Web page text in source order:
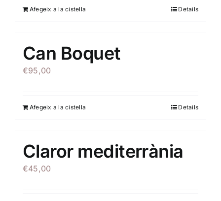
Afegeix a la cistella Details
Can Boquet
€95,00
Afegeix a la cistella Details
Claror mediterrània
€45,00